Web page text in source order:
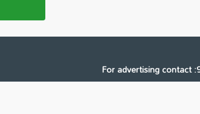
For advertising contact
Email: